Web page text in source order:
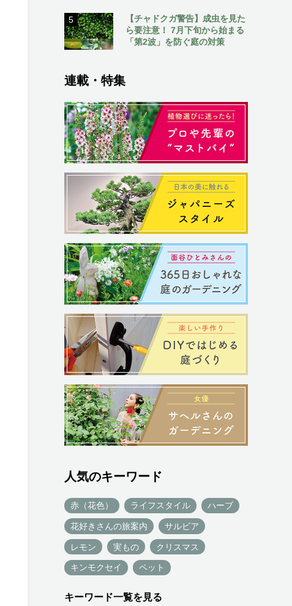
5
【チャドクガ警告】成虫を見た
ら要注意！ 7月下旬から始まる
「第2波」を防ぐ庭の対策
連載・特集
人気のキーワード
赤（花色） ライフスタイル ハーブ
花好きさんの旅案内 サルビア
レモン 実もの クリスマス
キンモクセイ ペット
キーワード一覧を見る